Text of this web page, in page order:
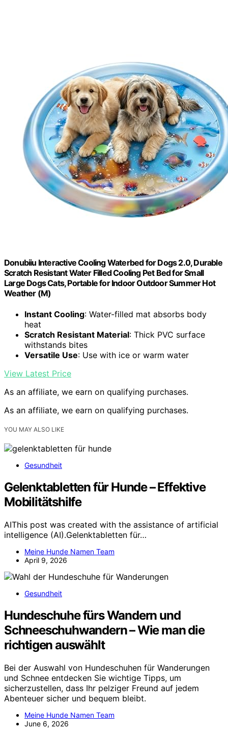
Donubiiu Interactive Cooling Waterbed for Dogs 2.0, Durable
Scratch Resistant Water Filled Cooling Pet Bed for Small
Large Dogs Cats, Portable for Indoor Outdoor Summer Hot
Weather (M)
Instant Cooling: Water-filled mat absorbs body
heat
Scratch Resistant Material: Thick PVC surface
withstands bites
Versatile Use: Use with ice or warm water
View Latest Price
As an affiliate, we earn on qualifying purchases.
As an affiliate, we earn on qualifying purchases.
YOU MAY ALSO LIKE
Gesundheit
Gelenktabletten für Hunde – Effektive
Mobilitätshilfe
AIThis post was created with the assistance of artificial
intelligence (AI).Gelenktabletten für…
Meine Hunde Namen Team
April 9, 2026
Gesundheit
Hundeschuhe fürs Wandern und
Schneeschuhwandern – Wie man die
richtigen auswählt
Bei der Auswahl von Hundeschuhen für Wanderungen
und Schnee entdecken Sie wichtige Tipps, um
sicherzustellen, dass Ihr pelziger Freund auf jedem
Abenteuer sicher und bequem bleibt.
Meine Hunde Namen Team
June 6, 2026